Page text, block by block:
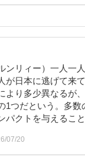
リィー）一人一
が日本に逃げて来
り多少異なるが
1つだという。多
クトを与えるこ
07/20